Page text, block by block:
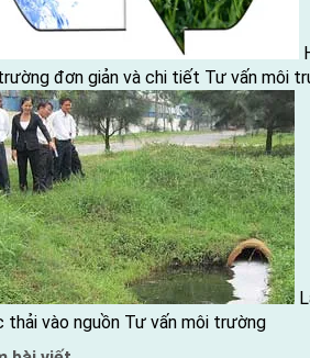
đơn giản và chi tiết Tư vấn môi
thải vào nguồn Tư vấn môi trường